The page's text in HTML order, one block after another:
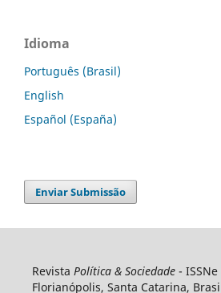
Idioma
Português (Brasil)
English
Español (España)
Enviar Submissão
Revista Política & Sociedade- ISSNe
Florianópolis, Santa Catarina,